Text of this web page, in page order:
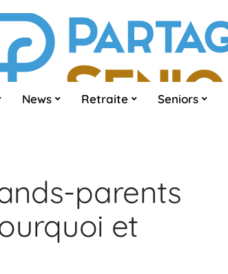
News Retraite Seniors
parents
et